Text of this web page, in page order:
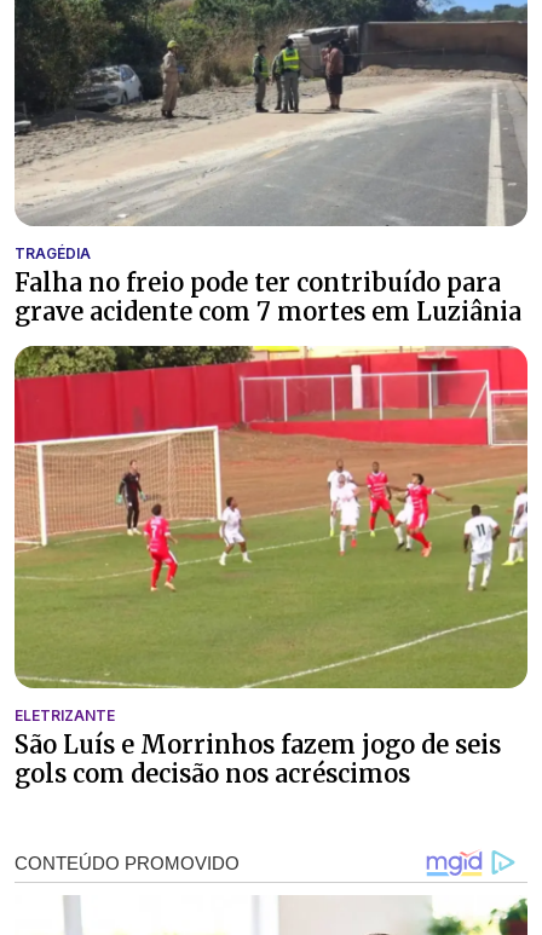
TRAGÉDIA
Falha no freio pode ter contribuído para
grave acidente com 7 mortes em Luziânia
ELETRIZANTE
São Luís e Morrinhos fazem jogo de seis
gols com decisão nos acréscimos